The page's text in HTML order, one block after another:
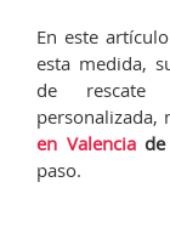
En este
esta medida,
de rescate
personalizada,
en Valenciade
paso.